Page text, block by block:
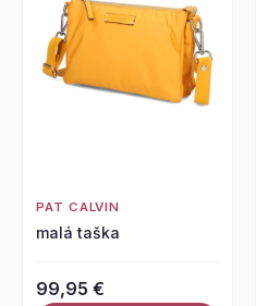
PAT CALVIN
malá taška
99,95 €